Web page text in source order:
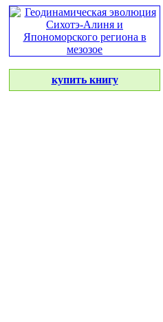
купить книгу